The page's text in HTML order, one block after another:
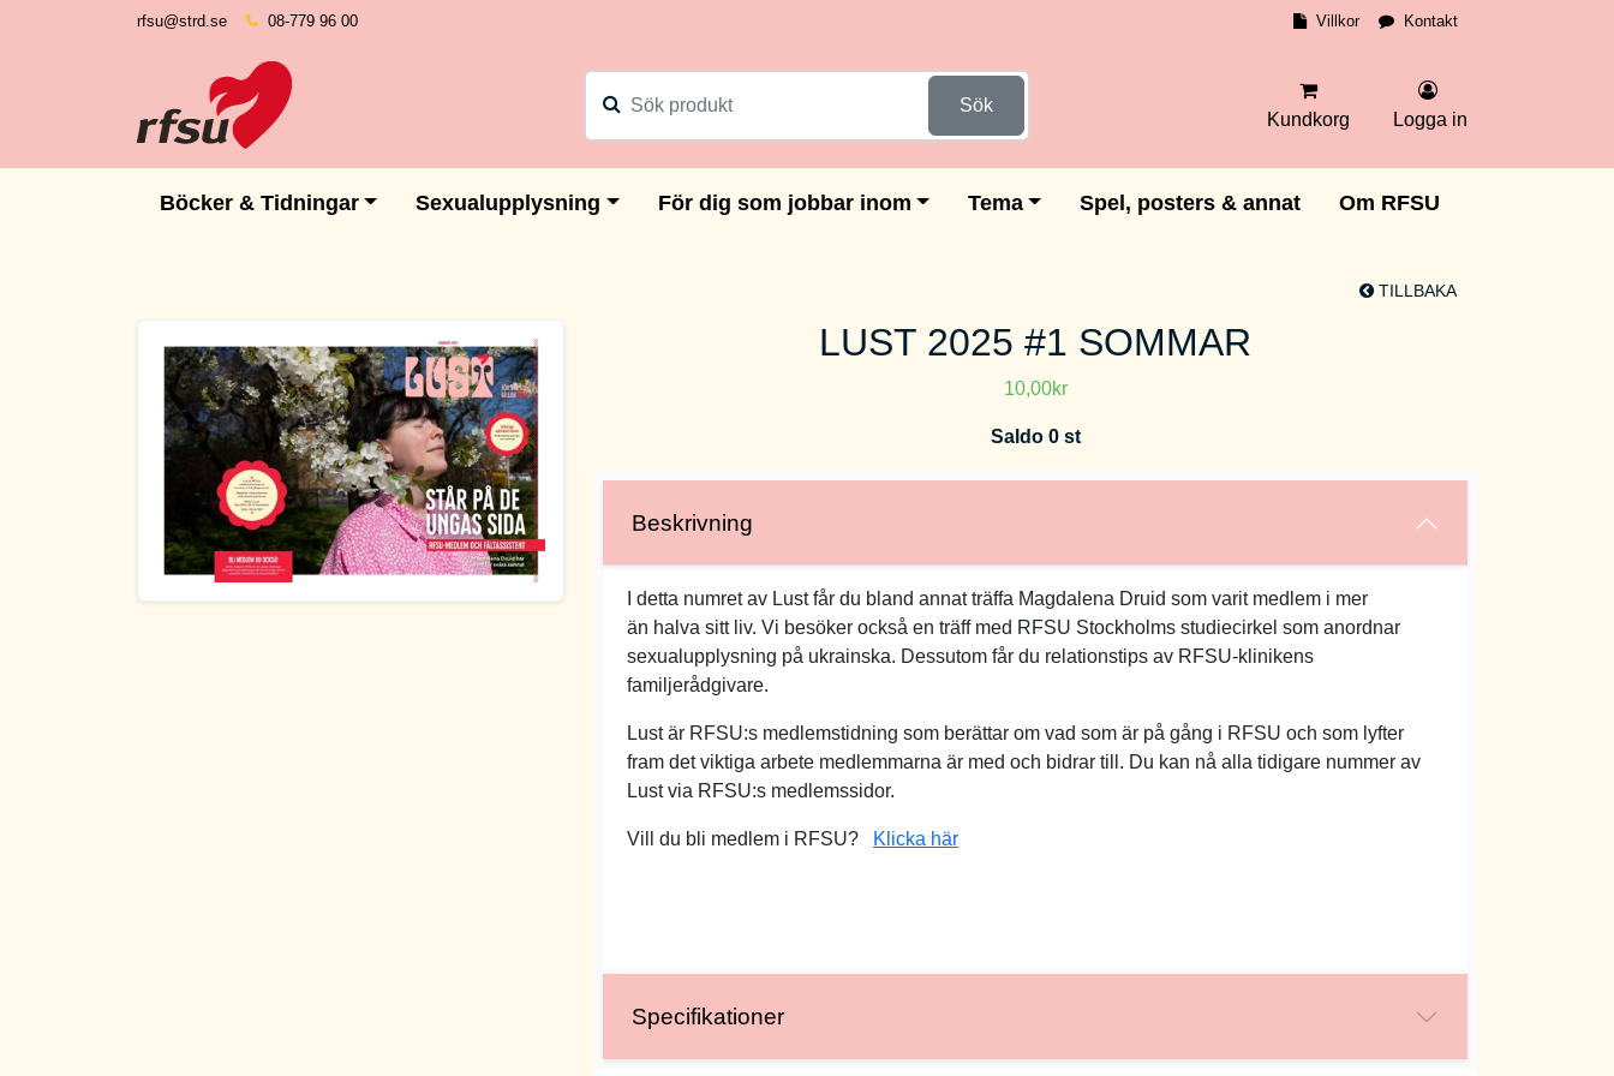
rfsu@strd.se 08-779 96 00 Villkor Kontakt
Sök
Kundkorg Logga in
Böcker & Tidningar Sexualupplysning För dig som jobbar inom Tema Spel, posters & annat Om RFSU
TILLBAKA
LUST 2025 #1 SOMMAR
10,00kr
Saldo 0 st
Beskrivning
I detta numret av Lust får du bland annat träffa Magdalena Druid som varit medlem i mer
än halva sitt liv. Vi besöker också en träff med RFSU Stockholms studiecirkel som anordnar
sexualupplysning på ukrainska. Dessutom får du relationstips av RFSU-klinikens
familjerådgivare.
Lust är RFSU:s medlemstidning som berättar om vad som är på gång i RFSU och som lyfter
fram det viktiga arbete medlemmarna är med och bidrar till. Du kan nå alla tidigare nummer av
Lust via RFSU:s medlemssidor.
Vill du bli medlem i RFSU? Klicka här
Specifikationer